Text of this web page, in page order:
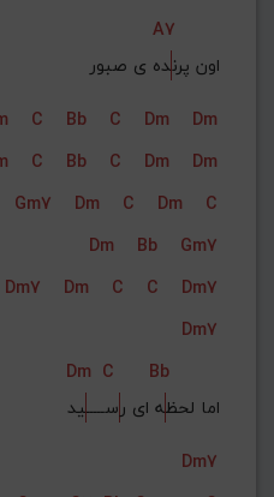
A7
اون پرنده ی صبور
C Bb C Dm
Dm
C Bb C Dm
Dm
Gm7 Dm C Dm
C
Dm
Bb
Gm7
Dm7 Dm C C
Dm7
Dm7
Dm C
Bb
اما لحظه ای رســـــید
Dm7